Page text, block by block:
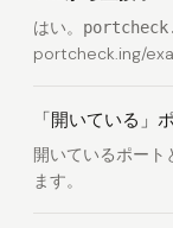
はい。
portcheck.ing/
「開いている」
開いているポート
ます。